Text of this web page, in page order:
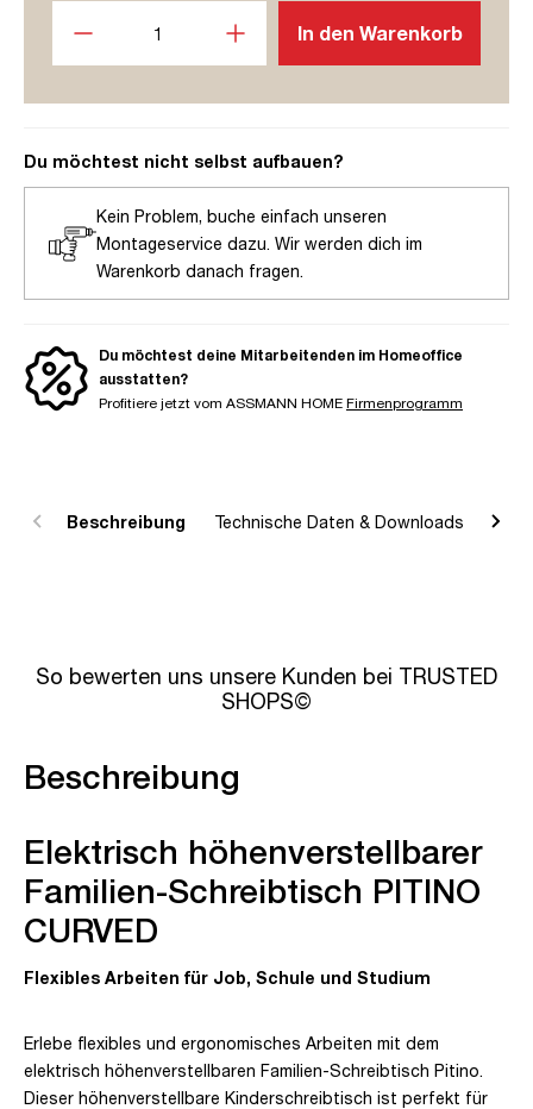
In den Warenkorb
Du möchtest nicht selbst aufbauen?
Kein Problem, buche einfach unseren
Montageservice dazu. Wir werden dich im
Warenkorb danach fragen.
Du möchtest deine Mitarbeitenden im Homeoffice
ausstatten?
Profitiere jetzt vom ASSMANN HOME Firmenprogramm
Beschreibung Technische Daten & Downloads
So bewerten uns unsere Kunden bei TRUSTED
SHOPS©
Beschreibung
Elektrisch höhenverstellbarer
Familien-Schreibtisch PITINO
CURVED
Flexibles Arbeiten für Job, Schule und Studium
Erlebe flexibles und ergonomisches Arbeiten mit dem
elektrisch höhenverstellbaren Familien-Schreibtisch Pitino.
Dieser höhenverstellbare Kinderschreibtisch ist perfekt für